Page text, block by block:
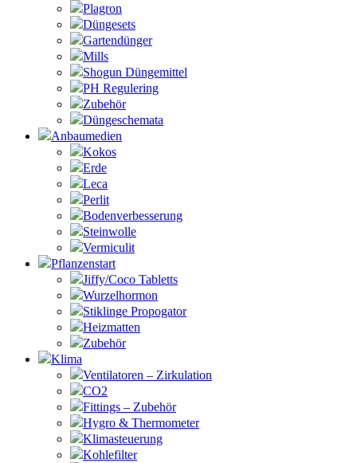
Plagron
Düngesets
Gartendünger
Mills
Shogun Düngemittel
PH Regulering
Zubehör
Düngeschemata
Anbaumedien
Kokos
Erde
Leca
Perlit
Bodenverbesserung
Steinwolle
Vermiculit
Pflanzenstart
Jiffy/Coco Tabletts
Wurzelhormon
Stiklinge Propogator
Heizmatten
Zubehör
Klima
Ventilatoren – Zirkulation
CO2
Fittings – Zubehör
Hygro & Thermometer
Klimasteuerung
Kohlefilter